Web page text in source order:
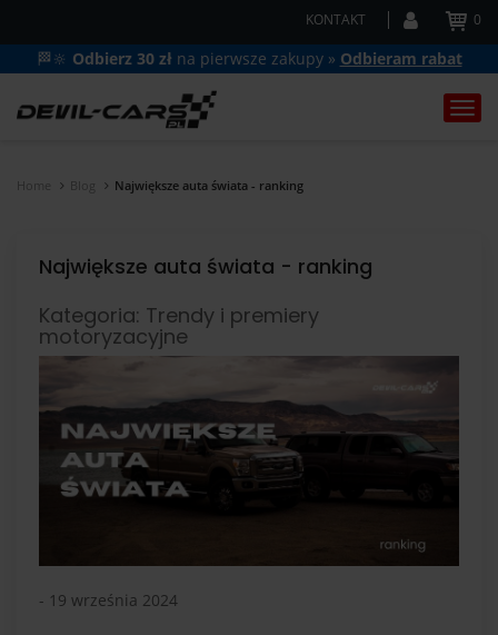
KONTAKT 0
🏁🔆 Odbierz 30 zł na pierwsze zakupy » Odbieram rabat
Home Blog Największe auta świata - ranking
Największe auta świata - ranking
Kategoria: Trendy i premiery
motoryzacyjne
- 19 września 2024